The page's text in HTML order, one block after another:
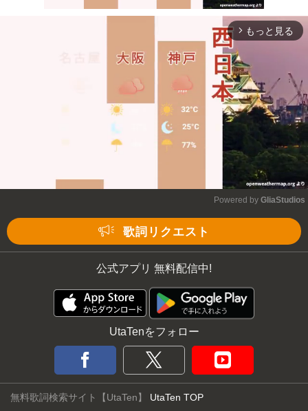
Mute
arrow_forward_ios もっと見る
Powered by GliaStudios
歌詞リクエスト
公式アプリ 無料配信中!
UtaTenをフォロー
無料歌詞検索サイト【UtaTen】 UtaTen TOP